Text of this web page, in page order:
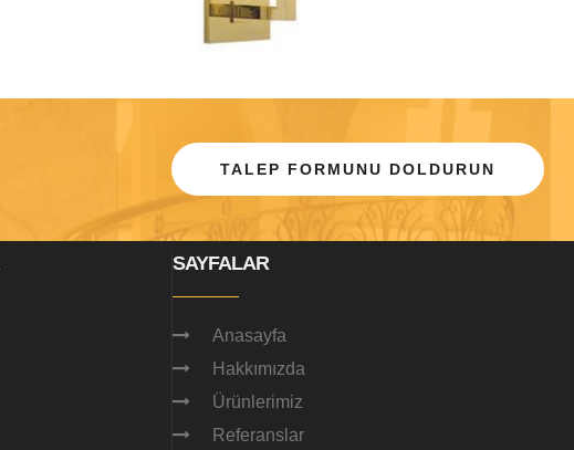
TALEP FORMUNU DOLDURUN
SAYFALAR
Anasayfa
Hakkımızda
Ürünlerimiz
Referanslar